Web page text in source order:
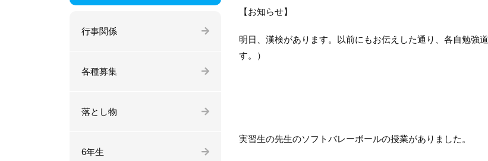
【お知らせ】
明日、漢検があります。以前にもお伝えした通り、各自勉強
す。）
実習生の先生のソフトバレーボールの授業がありました。
行事関係
各種募集
落とし物
6年生